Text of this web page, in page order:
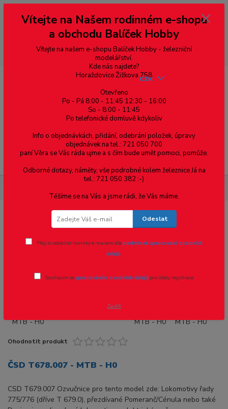
--- pro zákazníky ze Slovenska a jiných zemí, pokud chcete platit v eurech
přepněte si e-shop na euro 💶 pro přepočet měny - pravý horní roh ---
dobírky – pokud si z nějakého důvodu zásilku nevyzvednete, bude po
domluvě zaslána znovu s opětovnou platbou za poštovné, v opačném
případě bude zrušena a účet přidán na blacklist a rušeny následující
objednávky.
Menu
CZK
ČSD T678.007 - MTB - H0
Novinka
Ohodnotit produkt
ČSD T678.007 - MTB - H0
CSD T679.007 Ozvučnice pro tento model zde: Lokomotivy řady
775/776 (dříve T 679.0), přezdívané Pomeranč/Cénula nebo také
Vítejte na Našem rodinném e-shopu
a obchodu Balíček Hobby
Vítejte na našem e-shopu Balíček Hobby - železniční
modelářství.
Kde nás najdete?
Horažďovice Žižkova 758
Otevřeno
Po - Pá 8:00 - 11:45 12:30 - 16:00
So - 8:00 - 11:45
Po telefonické domluvě kdykoliv
Info o objednávkách, přidání, odebrání položek, úpravy
objednávek na tel.: 721 050 700
paní Věra se Vás ráda ujme a s čím bude umět pomoci, pomůže.
Odborné dotazy, náměty, vše podrobné kolem železnice Já na
tel.: 721 050 382 :-)
Těšíme se na Vás a jsme rádi, že Vás máme.
Odeslat
Přeji si odebírat novinky e-mailem dlepodmínek zpracování osobních
údajů.
Souhlasím se zpracováním osobních údajů pro účely registrace.
Zavřít